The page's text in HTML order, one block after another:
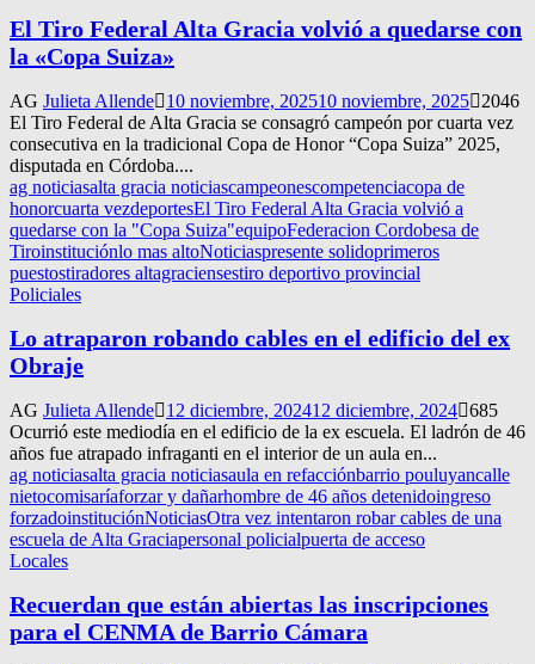
El Tiro Federal Alta Gracia volvió a quedarse con
la «Copa Suiza»
AG Julieta Allende 10 noviembre, 202510 noviembre, 2025
2046
El Tiro Federal de Alta Gracia se consagró campeón por cuarta vez
consecutiva en la tradicional Copa de Honor “Copa Suiza” 2025,
disputada en Córdoba....
ag noticiasalta gracia noticiascampeonescompetenciacopa de
honorcuarta vezdeportesEl Tiro Federal Alta Gracia volvió a
quedarse con la "Copa Suiza"equipoFederacion Cordobesa de
Tiroinstituciónlo mas altoNoticiaspresente solidoprimeros
puestostiradores altagraciensestiro deportivo provincial
Policiales
Lo atraparon robando cables en el edificio del ex
Obraje
AG Julieta Allende 12 diciembre, 202412 diciembre, 2024 685
Ocurrió este mediodía en el edificio de la ex escuela. El ladrón de 46
años fue atrapado infraganti en el interior de un aula en...
ag noticiasalta gracia noticiasaula en refacciónbarrio pouluyancalle
nietocomisaríaforzar y dañarhombre de 46 años detenidoingreso
forzadoinstituciónNoticiasOtra vez intentaron robar cables de una
escuela de Alta Graciapersonal policialpuerta de acceso
Locales
Recuerdan que están abiertas las inscripciones
para el CENMA de Barrio Cámara